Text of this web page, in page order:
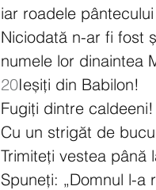
iar roadele
Niciodată n-ar fi fost
numele lor dinaintea
20Ieșiți din Babilon!
Fugiți dintre caldeeni!
Cu un strigăt de
Trimiteți vestea până
Spuneți: „Domnul l-a